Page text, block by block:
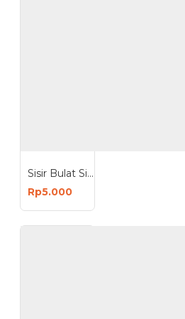
Sisir Bulat Silikon Putih Keramas Sikat Cuci Rambut
Rp5.000